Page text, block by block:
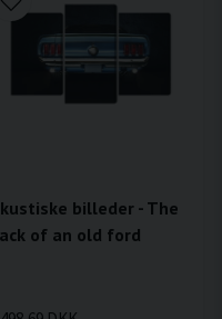
billeder - The
of an old ford